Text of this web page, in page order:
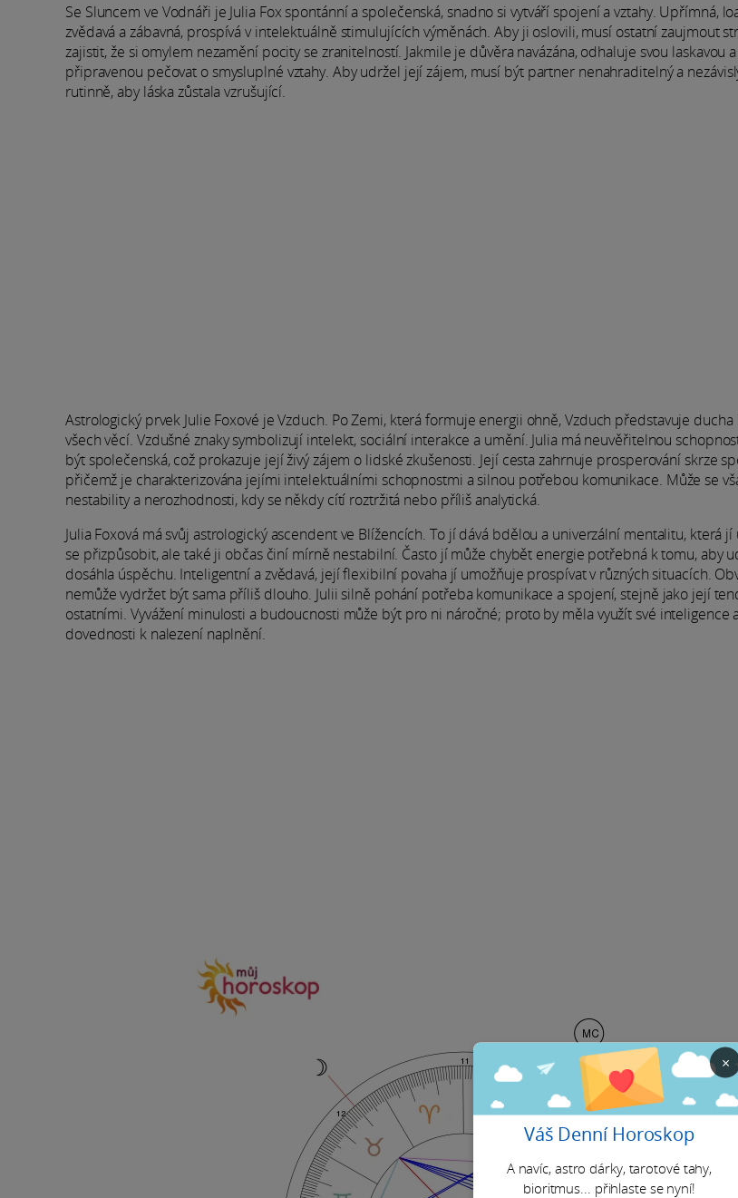
Se Sluncem ve Vodnáři je Julia Fox spontánní a společenská, snadno si vytváří spojení a vztahy. Upřímná,
zvědavá a zábavná, prospívá v intelektuálně stimulujících výměnách. Aby ji oslovili, musí ostatní zaujmout
zajistit, že si omylem nezamění pocity se zranitelností. Jakmile je důvěra navázána, odhaluje svou laskavou
připravenou pečovat o smysluplné vztahy. Aby udržel její zájem, musí být partner nenahraditelný a
rutinně, aby láska zůstala vzrušující.
Astrologický prvek Julie Foxové je Vzduch. Po Zemi, která formuje energii ohně, Vzduch představuje
všech věcí. Vzdušné znaky symbolizují intelekt, sociální interakce a umění. Julia má neuvěřitelnou
být společenská, což prokazuje její živý zájem o lidské zkušenosti. Její cesta zahrnuje prosperování skrze
přičemž je charakterizována jejími intelektuálními schopnostmi a silnou potřebou komunikace. Může se
nestability a nerozhodnosti, kdy se někdy cítí roztržitá nebo příliš analytická.
Julia Foxová má svůj astrologický ascendent ve Blížencích. To jí dává bdělou a univerzální mentalitu, která
se přizpůsobit, ale také ji občas činí mírně nestabilní. Často jí může chybět energie potřebná k tomu, aby
dosáhla úspěchu. Inteligentní a zvědavá, její flexibilní povaha jí umožňuje prospívat v různých situacích.
nemůže vydržet být sama příliš dlouho. Julii silně pohání potřeba komunikace a spojení, stejně jako její
ostatními. Vyvážení minulosti a budoucnosti může být pro ni náročné; proto by měla využít své inteligence
dovednosti k nalezení naplnění.
×
Váš Denní Horoskop
A navíc, astro dárky, tarotové tahy,
bioritmus... přihlaste se nyní!